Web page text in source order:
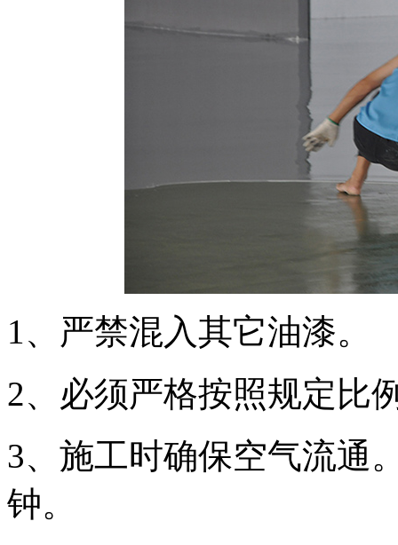
1、严禁混入其它油漆。
2、必须严格按照规定比
3、施工时确保空气流通
钟。